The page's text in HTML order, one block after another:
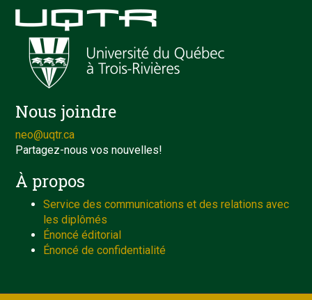
Nous joindre
neo@uqtr.ca
Partagez-nous vos nouvelles!
À propos
Service des communications et des relations avec
les diplômés
Énoncé éditorial
Énoncé de confidentialité